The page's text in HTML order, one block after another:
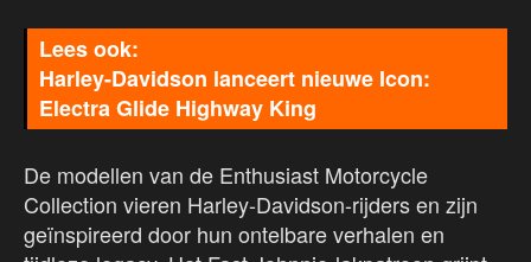
Harley-Davidson lanceert nieuwe Icon:
Electra Glide Highway King
De modellen van de Enthusiast Motorcycle
Collection vieren Harley-Davidson-rijders en zijn
geïnspireerd door hun ontelbare verhalen en